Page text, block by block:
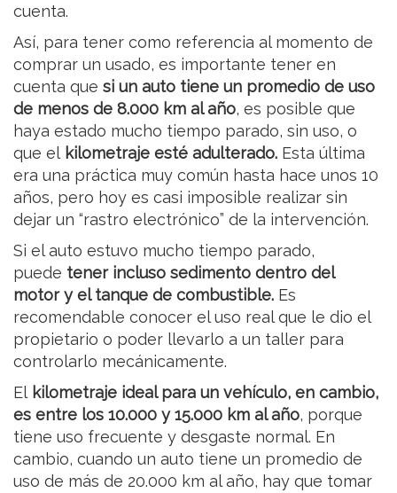
cuenta.
Así, para tener como referencia al momento de
comprar un usado, es importante tener en
cuenta que si un auto tiene un promedio de uso
de menos de 8.000 km al año, es posible que
haya estado mucho tiempo parado, sin uso, o
que el kilometraje esté adulterado. Esta última
era una práctica muy común hasta hace unos 10
años, pero hoy es casi imposible realizar sin
dejar un “rastro electrónico” de la intervención.
Si el auto estuvo mucho tiempo parado,
puede tener incluso sedimento dentro del
motor y el tanque de combustible. Es
recomendable conocer el uso real que le dio el
propietario o poder llevarlo a un taller para
controlarlo mecánicamente.
El kilometraje ideal para un vehículo, en cambio,
es entre los 10.000 y 15.000 km al año, porque
tiene uso frecuente y desgaste normal. En
cambio, cuando un auto tiene un promedio de
uso de más de 20.000 km al año, hay que tomar